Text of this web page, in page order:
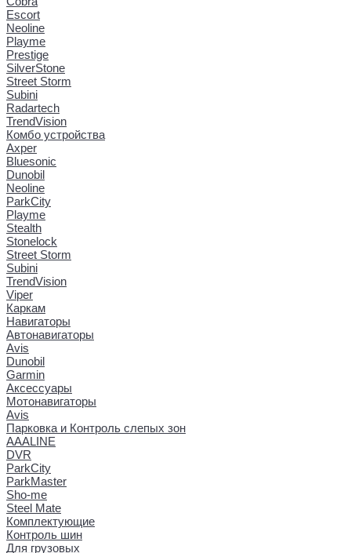
Escort
Neoline
Playme
Prestige
SilverStone
Street Storm
Subini
Radartech
TrendVision
Комбо устройства
Axper
Bluesonic
Dunobil
Neoline
ParkCity
Playme
Stealth
Stonelock
Street Storm
Subini
TrendVision
Viper
Каркам
Навигаторы
Автонавигаторы
Avis
Dunobil
Garmin
Аксессуары
Мотонавигаторы
Avis
Парковка и Контроль слепых зон
AAALINE
DVR
ParkCity
ParkMaster
Sho-me
Steel Mate
Комплектующие
Контроль шин
Для грузовых